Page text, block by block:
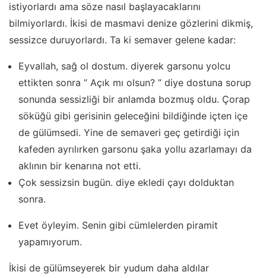
istiyorlardı ama söze nasıl başlayacaklarını
bilmiyorlardı. İkisi de masmavi denize gözlerini dikmiş,
sessizce duruyorlardı. Ta ki semaver gelene kadar:
Eyvallah, sağ ol dostum. diyerek garsonu yolcu
ettikten sonra ” Açık mı olsun? ” diye dostuna sorup
sonunda sessizliği bir anlamda bozmuş oldu. Çorap
söküğü gibi gerisinin geleceğini bildiğinde içten içe
de gülümsedi. Yine de semaveri geç getirdiği için
kafeden ayrılırken garsonu şaka yollu azarlamayı da
aklının bir kenarına not etti.
Çok sessizsin bugün. diye ekledi çayı dolduktan
sonra.
Evet öyleyim. Senin gibi cümlelerden piramit
yapamıyorum.
İkisi de gülümseyerek bir yudum daha aldılar